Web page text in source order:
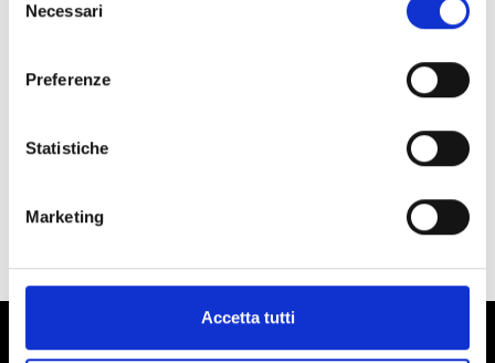
delNecessari
Preferenze
Statistiche
Marketing
Accetta tutti
Alto Adige - vivere i piaceri in Val